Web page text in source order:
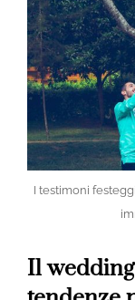
I testimoni
Il